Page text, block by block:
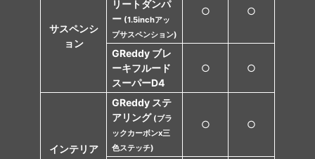
サスペンシ
ョン
リートダンパ
ー (1.5inchアッ
プサスペンション)
○ ○
GReddy ブレ
ーキフルード
スーパーD4
○ ○
インテリア
GReddy ステ
アリング (ブラ
ックカーボンx三
色ステッチ)
○ ○